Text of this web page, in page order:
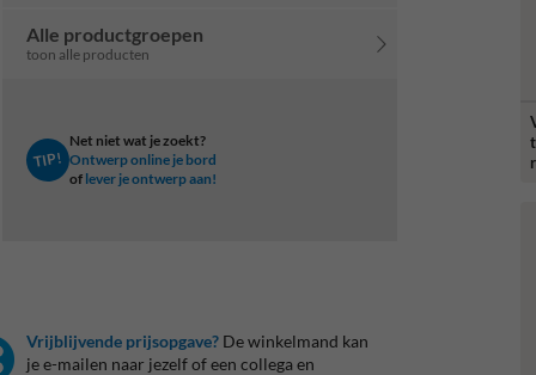
Alle productgroepen
toon alle producten
TIP!
Net niet wat je zoekt?
Ontwerp online je bord
of lever je ontwerp aan!
Vrijblijvende prijsopgave? De winkelmand kan
je e-mailen naar jezelf of een collega en